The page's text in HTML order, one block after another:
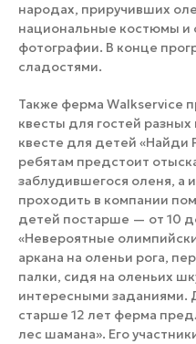
народах, приручивших
национальные костюмы и
фотографии. В конце
сладостями.
Также ферма Walkservice
квесты для гостей
квесте для детей «Найди
ребятам предстоит
заблудившегося оленя, а
проходить в компании
детей постарше — от 10
«Невероятные
аркана на оленьи рога,
палки, сидя на оленьих
интересными заданиями.
старше 12 лет ферма
лес шамана». Его